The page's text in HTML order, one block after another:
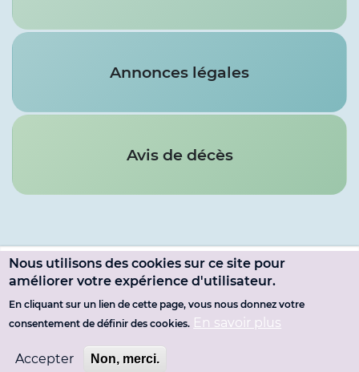
Annonces légales
Avis de décès
Menu
du
compte
de
SE CONNECTER
Pied
MENTIONS LÉGALES
Nous utilisons des cookies sur ce site pour
améliorer votre expérience d'utilisateur.
En cliquant sur un lien de cette page, vous nous donnez votre
consentement de définir des cookies. En savoir plus
Accepter Non, merci.